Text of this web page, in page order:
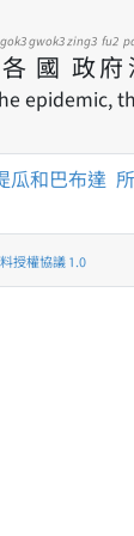
各
gok3
國
gwok3
政
zing3
府
fu2
epidemic,
瓜和巴布達
授權協議 1.0